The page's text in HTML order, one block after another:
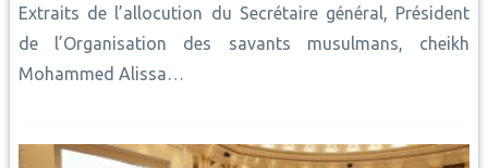
Extraits de l’allocution du Secrétaire général, Président
de l’Organisation des savants musulmans, cheikh
Mohammed Alissa…